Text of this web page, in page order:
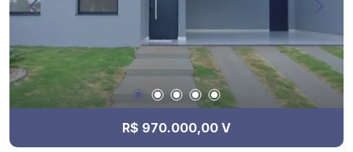
R$ 970.000,00 V